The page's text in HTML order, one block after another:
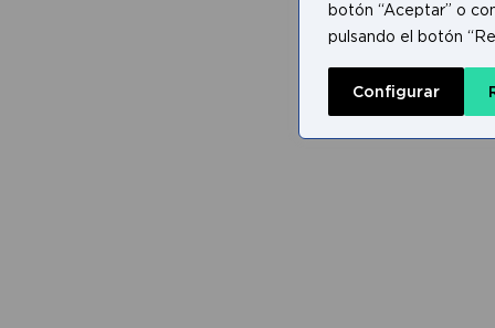
botón “Aceptar” o
pulsando el botón
Configurar